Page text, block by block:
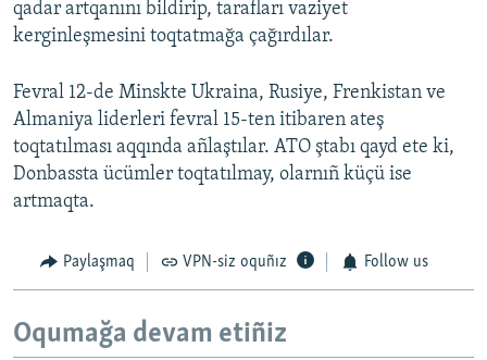
qadar artqanını bildirip, tarafları vaziyet
kerginleşmesini toqtatmağa çağırdılar.
Fevral 12-de Minskte Ukraina, Rusiye, Frenkistan ve
Almaniya liderleri fevral 15-ten itibaren ateş
toqtatılması aqqında añlaştılar. ATO ştabı qayd ete ki,
Donbassta ücümler toqtatılmay, olarnıñ küçü ise
artmaqta.
Paylaşmaq VPN-siz oquñız Follow us
Oqumağa devam etiñiz